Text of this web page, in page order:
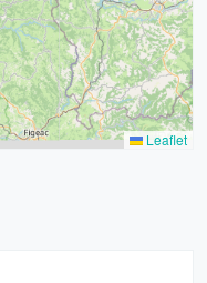
Leaflet